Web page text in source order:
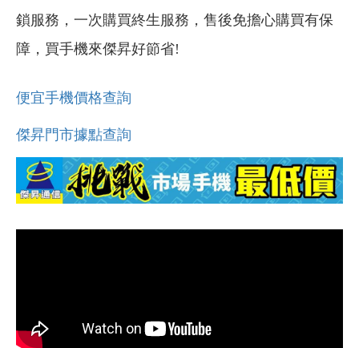
鎖服務，一次購買終生服務，售後免擔心購買有保
障，買手機來傑昇好節省!
便宜手機價格查詢
傑昇門市據點查詢